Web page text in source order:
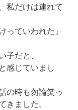
私だけは連れて
っていわれた』
子だと、
感じていまし
の時も勿論笑っ
きました。